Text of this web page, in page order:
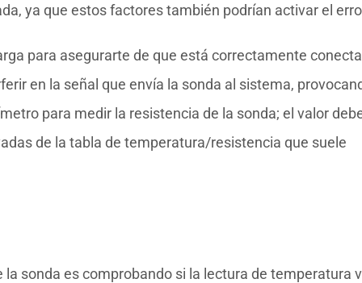
ya que estos factores también podrían activar el
para asegurarte de que está correctamente
en la señal que envía la sonda al sistema,
para medir la resistencia de la sonda; el valor
de la tabla de temperatura/resistencia que suele
sonda es comprobando si la lectura de temperatura